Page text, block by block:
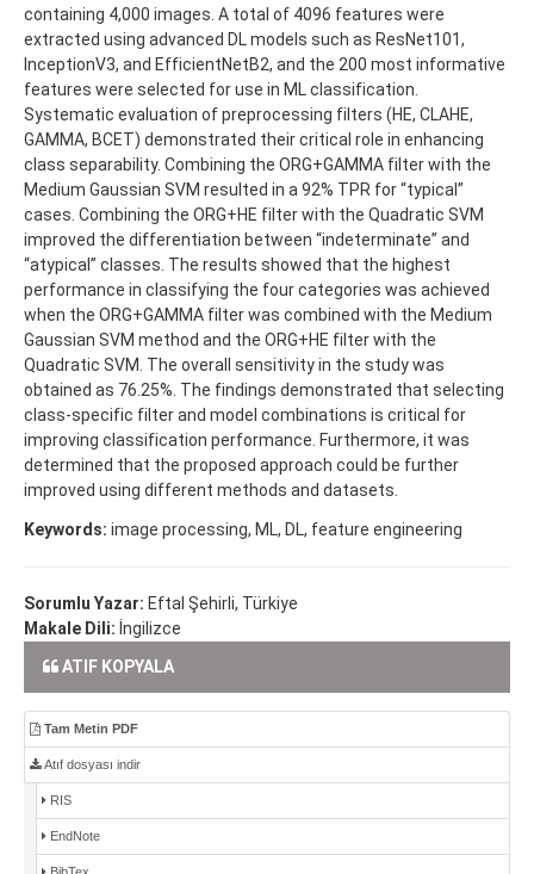
containing 4,000 images. A total of 4096 features were
extracted using advanced DL models such as ResNet101,
InceptionV3, and EfficientNetB2, and the 200 most informative
features were selected for use in ML classification.
Systematic evaluation of preprocessing filters (HE, CLAHE,
GAMMA, BCET) demonstrated their critical role in enhancing
class separability. Combining the ORG+GAMMA filter with the
Medium Gaussian SVM resulted in a 92% TPR for “typical”
cases. Combining the ORG+HE filter with the Quadratic SVM
improved the differentiation between “indeterminate” and
“atypical” classes. The results showed that the highest
performance in classifying the four categories was achieved
when the ORG+GAMMA filter was combined with the Medium
Gaussian SVM method and the ORG+HE filter with the
Quadratic SVM. The overall sensitivity in the study was
obtained as 76.25%. The findings demonstrated that selecting
class-specific filter and model combinations is critical for
improving classification performance. Furthermore, it was
determined that the proposed approach could be further
improved using different methods and datasets.
Keywords: image processing, ML, DL, feature engineering
Sorumlu Yazar: Eftal Şehirli, Türkiye
Makale Dili: İngilizce
ATIF KOPYALA
Tam Metin PDF
Atıf dosyası indir
RIS
EndNote